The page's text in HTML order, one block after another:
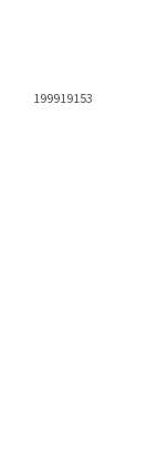
199919153